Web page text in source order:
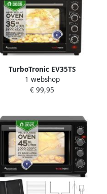
TurboTronic EV35TS
Oven – Dubbele
Kookzone – 35L – Zwart
1 webshop
€ 99,95